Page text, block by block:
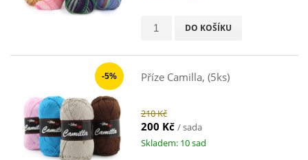
DO KOŠÍKU
-5% Příze Camilla, (5ks)
210 Kč
200 Kč / sada
Skladem: 10 sad